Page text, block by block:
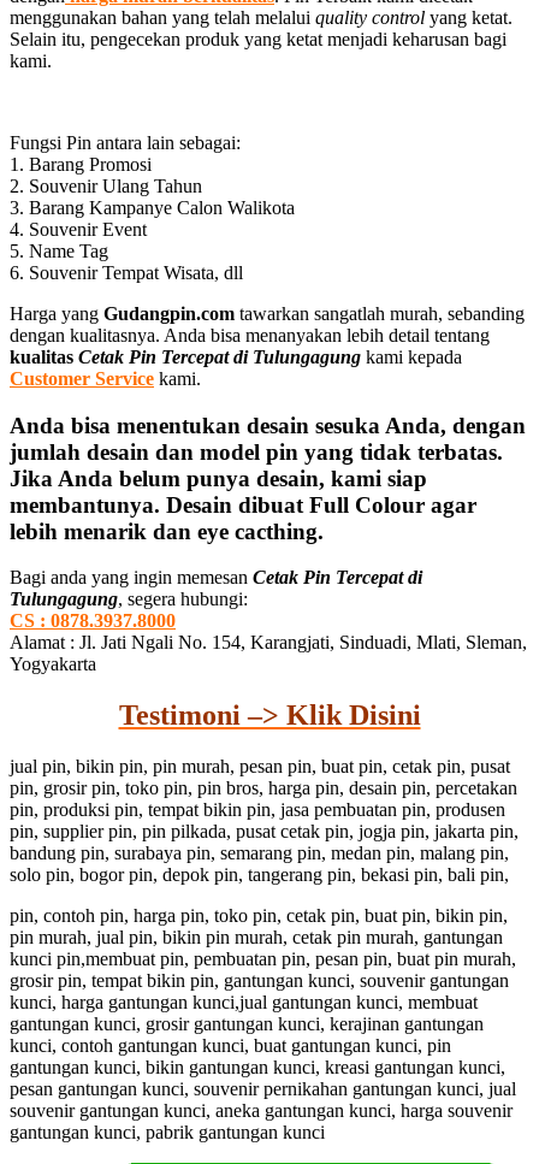
menggunakan bahan yang telah melalui quality control yang ketat.
Selain itu, pengecekan produk yang ketat menjadi keharusan bagi
kami.
Fungsi Pin antara lain sebagai:
1. Barang Promosi
2. Souvenir Ulang Tahun
3. Barang Kampanye Calon Walikota
4. Souvenir Event
5. Name Tag
6. Souvenir Tempat Wisata, dll
Harga yang Gudangpin.com tawarkan sangatlah murah, sebanding
dengan kualitasnya. Anda bisa menanyakan lebih detail tentang
kualitas Cetak Pin Tercepat di Tulungagung kami kepada
Customer Service kami.
Anda bisa menentukan desain sesuka Anda, dengan
jumlah desain dan model pin yang tidak terbatas.
Jika Anda belum punya desain, kami siap
membantunya. Desain dibuat Full Colour agar
lebih menarik dan eye cacthing.
Bagi anda yang ingin memesan Cetak Pin Tercepat di
Tulungagung, segera hubungi:
CS : 0878.3937.8000
Alamat : Jl. Jati Ngali No. 154, Karangjati, Sinduadi, Mlati, Sleman,
Yogyakarta
Testimoni –> Klik Disini
jual pin, bikin pin, pin murah, pesan pin, buat pin, cetak pin, pusat
pin, grosir pin, toko pin, pin bros, harga pin, desain pin, percetakan
pin, produksi pin, tempat bikin pin, jasa pembuatan pin, produsen
pin, supplier pin, pin pilkada, pusat cetak pin, jogja pin, jakarta pin,
bandung pin, surabaya pin, semarang pin, medan pin, malang pin,
solo pin, bogor pin, depok pin, tangerang pin, bekasi pin, bali pin,
pin, contoh pin, harga pin, toko pin, cetak pin, buat pin, bikin pin,
pin murah, jual pin, bikin pin murah, cetak pin murah, gantungan
kunci pin,membuat pin, pembuatan pin, pesan pin, buat pin murah,
grosir pin, tempat bikin pin, gantungan kunci, souvenir gantungan
kunci, harga gantungan kunci,jual gantungan kunci, membuat
gantungan kunci, grosir gantungan kunci, kerajinan gantungan
kunci, contoh gantungan kunci, buat gantungan kunci, pin
gantungan kunci, bikin gantungan kunci, kreasi gantungan kunci,
pesan gantungan kunci, souvenir pernikahan gantungan kunci, jual
souvenir gantungan kunci, aneka gantungan kunci, harga souvenir
gantungan kunci, pabrik gantungan kunci